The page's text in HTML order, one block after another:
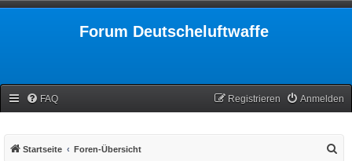
Forum Deutscheluftwaffe
FAQ Anmelden
Registrieren
Startseite Foren-Übersicht